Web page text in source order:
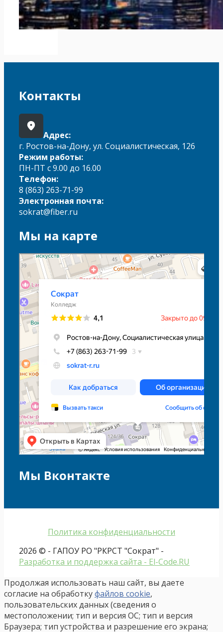
Контакты
Адрес:
г. Ростов-на-Дону, ул. Социалистическая, 126
Режим работы:
ПН-ПТ с 9.00 до 16.00
Телефон:
8 (863) 263-71-99
Электронная почта:
sokrat@fiber.ru
Мы на карте
Сократ
Колледж в Ростове‑на‑Дону
Мы Вконтакте
Политика конфиденциальности
2026 © - ГАПОУ РО "РКРСТ "Сократ" -
Разработка и поддержка сайта - El-Code.RU
Продолжая использовать наш сайт, вы даете
согласие на обработкуфайлов cookie,
пользовательских данных (сведения о
местоположении; тип и версия ОС; тип и версия
Браузера; тип устройства и разрешение его экрана;